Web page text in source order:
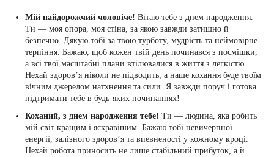
Мій найдорожчий чоловіче! Вітаю тебе з днем народження.
Ти — моя опора, моя стіна, за якою завжди затишно й
безпечно. Дякую тобі за твою турботу, мудрість та неймовірне
терпіння. Бажаю, щоб кожен твій день починався з посмішки,
а всі твої масштабні плани втілювалися в життя з легкістю.
Нехай здоров’я ніколи не підводить, а наше кохання буде твоїм
вічним джерелом натхнення та сили. Я завжди поруч і готова
підтримати тебе в будь-яких починаннях!
Коханий, з днем народження тебе! Ти — людина, яка робить
мій світ кращим і яскравішим. Бажаю тобі невичерпної
енергії, залізного здоров’я та впевненості у кожному кроці.
Нехай робота приносить не лише стабільний прибуток, а й